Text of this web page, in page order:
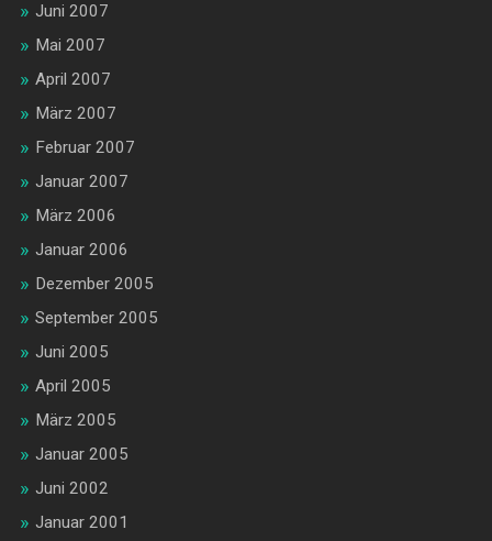
Juni 2007
Mai 2007
April 2007
März 2007
Februar 2007
Januar 2007
März 2006
Januar 2006
Dezember 2005
September 2005
Juni 2005
April 2005
März 2005
Januar 2005
Juni 2002
Januar 2001